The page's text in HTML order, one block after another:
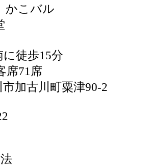
こバル
に徒歩15分
席71席
加古川町粟津90-2